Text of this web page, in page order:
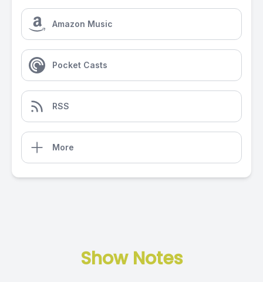
Amazon Music
Pocket Casts
RSS
More
Show Notes